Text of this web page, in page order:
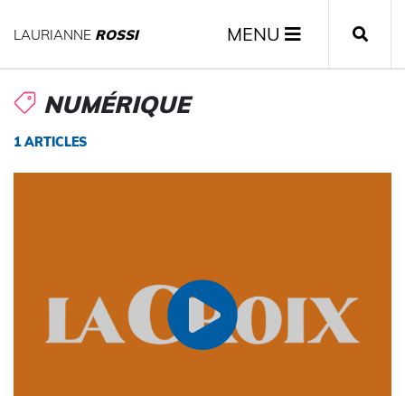
LAURIANNE ROSSI MENU
NUMÉRIQUE
1 ARTICLES